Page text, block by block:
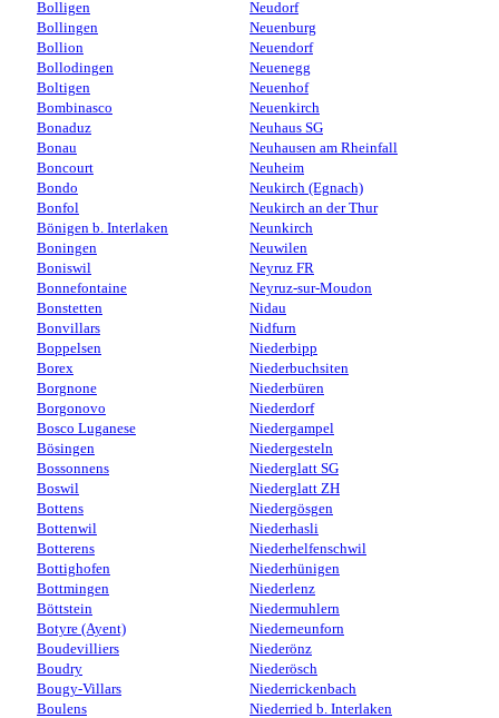
Bolligen
Bollingen
Bollion
Bollodingen
Boltigen
Bombinasco
Bonaduz
Bonau
Boncourt
Bondo
Bonfol
Bönigen b. Interlaken
Boningen
Boniswil
Bonnefontaine
Bonstetten
Bonvillars
Boppelsen
Borex
Borgnone
Borgonovo
Bosco Luganese
Bösingen
Bossonnens
Boswil
Bottens
Bottenwil
Botterens
Bottighofen
Bottmingen
Böttstein
Botyre (Ayent)
Boudevilliers
Boudry
Bougy-Villars
Boulens
Neudorf
Neuenburg
Neuendorf
Neuenegg
Neuenhof
Neuenkirch
Neuhaus SG
Neuhausen am Rheinfall
Neuheim
Neukirch (Egnach)
Neukirch an der Thur
Neunkirch
Neuwilen
Neyruz FR
Neyruz-sur-Moudon
Nidau
Nidfurn
Niederbipp
Niederbuchsiten
Niederbüren
Niederdorf
Niedergampel
Niedergesteln
Niederglatt SG
Niederglatt ZH
Niedergösgen
Niederhasli
Niederhelfenschwil
Niederhünigen
Niederlenz
Niedermuhlern
Niederneunforn
Niederönz
Niederösch
Niederrickenbach
Niederried b. Interlaken